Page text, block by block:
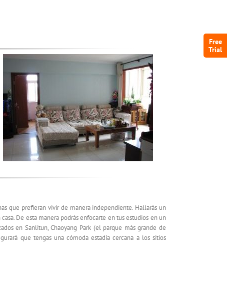
Free
Trial
que prefieran vivir de manera independiente. Hallarás un
De esta manera podrás enfocarte en tus estudios en un
en Sanlitun, Chaoyang Park (el parque más grande de
que tengas una cómoda estadía cercana a los sitios